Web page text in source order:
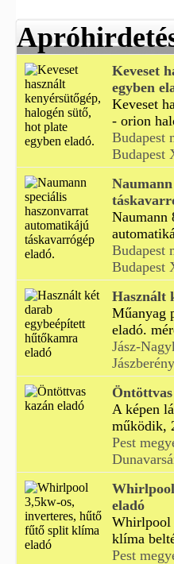
Keveset
egyben
Keveset
- orion
Budapest
Budapest
Naumann
Budapest
Budapest
Használt
Műanyag
eladó.
Jász-
Jászberény
A képen
működik,
Pest
eladó
Whirlpool
klíma
Pest